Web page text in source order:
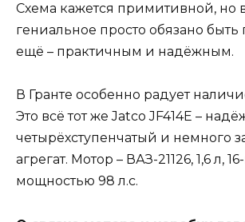
Схема кажется примитивной, но
гениальное просто обязано
ещё – практичным и надёжным.
В Гранте особенно радует
Это всё тот же Jatco JF414E –
четырёхступенчатый и немного
агрегат. Мотор – ВАЗ-21126, 1,6 л,
мощностью 98 л.с.